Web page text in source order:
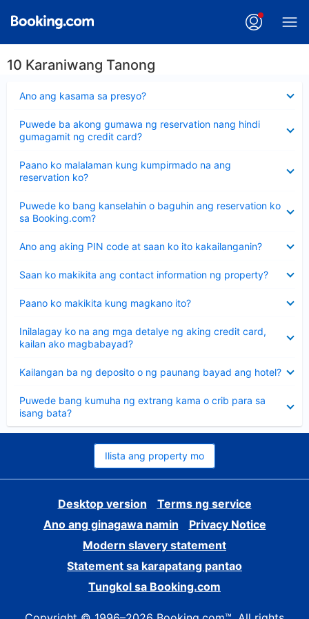
10 Karaniwang Tanong
Ano ang kasama sa presyo?
ang
Puwede ba akong gumawa ng reservation nang hindi
gumagamit ng credit card?
ang
sagot
Paano ko malalaman kung kumpirmado na ang
reservation ko?
ang
sagot
Puwede ko bang kanselahin o baguhin ang reservation ko
sa Booking.com?
ang
sagot
Ano ang aking PIN code at saan ko ito kakailanganin?
ang
Saan ko makikita ang contact information ng property?
ang
Paano ko makikita kung magkano ito?
ang
Inilalagay ko na ang mga detalye ng aking credit card,
kailan ako magbabayad?
ang
sagot
Kailangan ba ng deposito o ng paunang bayad ang hotel?
ang
Puwede bang kumuha ng extrang kama o crib para sa
isang bata?
ang
sagot
Ilista ang property mo
Desktop version
Terms ng service
Ano ang ginagawa namin
Privacy Notice
Modern slavery statement
Statement sa karapatang pantao
Tungkol sa Booking.com